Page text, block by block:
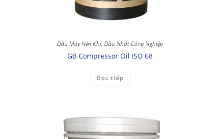
Dầu Máy Nén Khí, Dầu Nhớt Công Nghiệp
GB Compressor Oil ISO 68
Đọc tiếp